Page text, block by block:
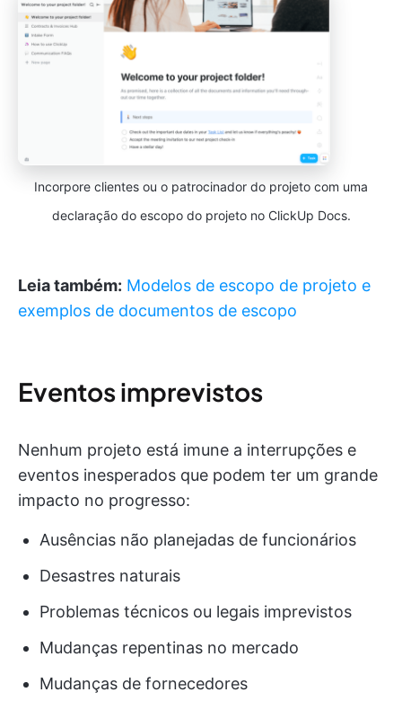
Incorpore clientes ou o patrocinador do projeto com uma
declaração do escopo do projeto no ClickUp Docs.
Leia também: Modelos de escopo de projeto e
exemplos de documentos de escopo
Eventos imprevistos
Nenhum projeto está imune a interrupções e
eventos inesperados que podem ter um grande
impacto no progresso:
Ausências não planejadas de funcionários
Desastres naturais
Problemas técnicos ou legais imprevistos
Mudanças repentinas no mercado
Mudanças de fornecedores